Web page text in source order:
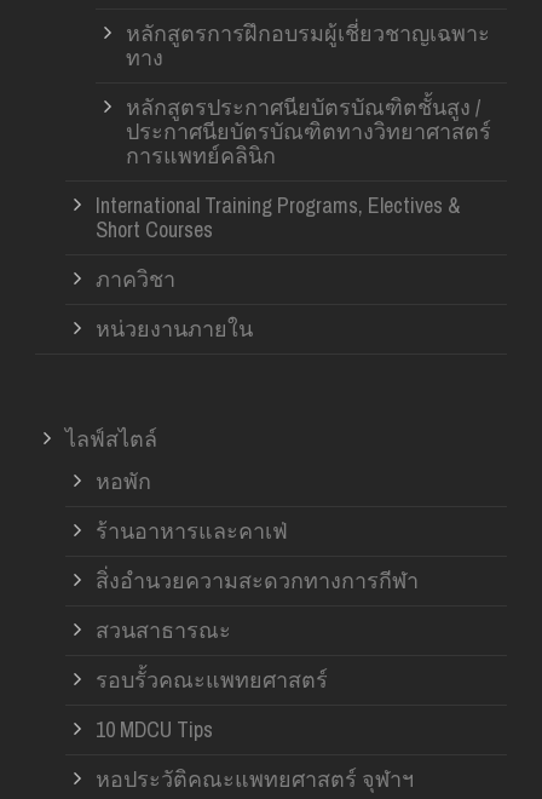
หลักสูตรการฝึกอบรมผู้เชี่ยวชาญเฉพาะ
ทาง
หลักสูตรประกาศนียบัตรบัณฑิตชั้นสูง /
ประกาศนียบัตรบัณฑิตทางวิทยาศาสตร์
การแพทย์คลินิก
International Training Programs, Electives &
Short Courses
ภาควิชา
หน่วยงานภายใน
ไลฟ์สไตล์
หอพัก
ร้านอาหารและคาเฟ่
สิ่งอำนวยความสะดวกทางการกีฬา
สวนสาธารณะ
รอบรั้วคณะแพทยศาสตร์
10 MDCU Tips
หอประวัติคณะแพทยศาสตร์ จุฬาฯ